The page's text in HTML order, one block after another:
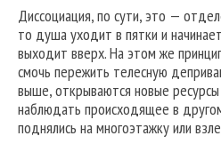
Диссоциация, по сути, это —
то душа уходит в пятки и
выходит вверх. На этом же
смочь пережить телесную
выше, открываются новые
наблюдать происходящее в
поднялись на многоэтажку или